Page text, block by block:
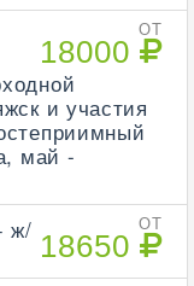
ОТ
18000
и участия
май -
ОТ
18650
ж/